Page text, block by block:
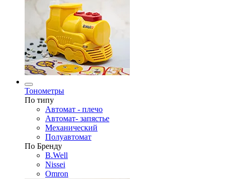
Тонометры
По типу
Автомат - плечо
Автомат- запястье
Механический
Полуавтомат
По Бренду
B.Well
Nissei
Omron